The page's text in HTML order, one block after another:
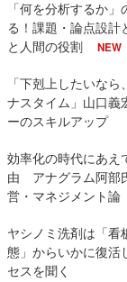
「何を分析するか
る！課題・論点設計
と人間の役割
NEW
「下剋上したいな
ナスタイム」山口義
ーのスキルアップ
効率化の時代にあえ
由 アナグラム阿部
営・マネジメント論
ヤシノミ洗剤は「看
態」からいかに復活
セスを聞く